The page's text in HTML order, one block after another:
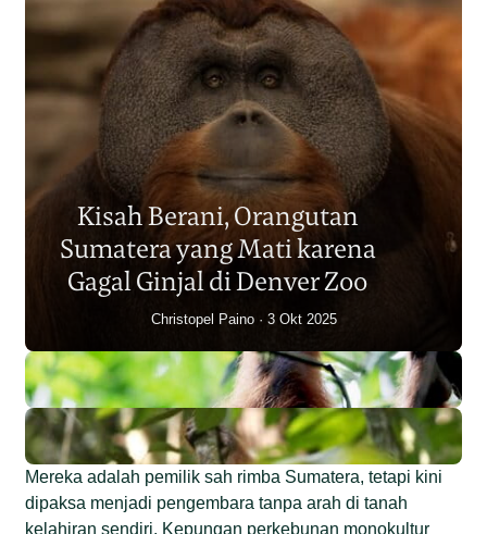
Populasi Orangutan
Sumatera Berkurang 2.700
Individu dalam Satu Dekade?
Junaidi Hanafiah 14 Jul 2026
Kisah Berani, Orangutan
Sumatera yang Mati karena
Gagal Ginjal di Denver Zoo
Christopel Paino 3 Okt 2025
Mereka adalah pemilik sah rimba Sumatera, tetapi kini
dipaksa menjadi pengembara tanpa arah di tanah
kelahiran sendiri. Kepungan perkebunan monokultur